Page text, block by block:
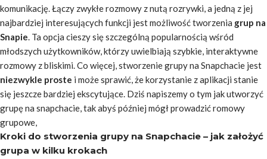
komunikację. Łączy zwykłe rozmowy z nutą rozrywki, a jedną z jej
najbardziej interesujących funkcji jest możliwość tworzenia grup na
Snapie. Ta opcja cieszy się szczególną popularnością wśród
młodszych użytkowników, którzy uwielbiają szybkie, interaktywne
rozmowy z bliskimi. Co więcej, stworzenie grupy na Snapchacie jest
niezwykle proste i może sprawić, że korzystanie z aplikacji stanie
się jeszcze bardziej ekscytujące. Dziś napiszemy o tym jak utworzyć
grupę na snapchacie, tak abyś później mógł prowadzić romowy
grupowe,
Kroki do stworzenia grupy na Snapchacie – jak założyć
grupa w kilku krokach